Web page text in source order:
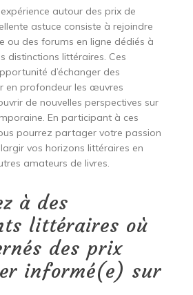
autour des prix de
astuce consiste à rejoindre
ou des forums en ligne dédiés à
distinctions littéraires. Ces
d’échanger des
en profondeur les œuvres
de nouvelles perspectives sur
En participant à ces
pourrez partager votre passion
vos horizons littéraires en
amateurs de livres.
à des
littéraires où
des prix
informé(e) sur